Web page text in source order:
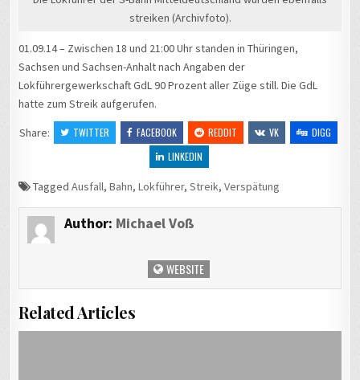
streiken (Archivfoto).
01.09.14 – Zwischen 18 und 21:00 Uhr standen in Thüringen,
Sachsen und Sachsen-Anhalt nach Angaben der
Lokführergewerkschaft GdL 90 Prozent aller Züge still. Die GdL
hatte zum Streik aufgerufen.
Share:
TWITTER FACEBOOK REDDIT VK
DIGG
LINKEDIN
TaggedAusfall,Bahn,Lokführer,Streik,Verspätung
Author: Michael Voß
WEBSITE
Related Articles